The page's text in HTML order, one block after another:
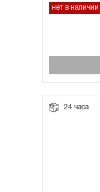
нет в наличии
24 часа